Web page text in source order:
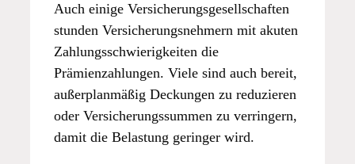
Auch einige Versicherungsgesellschaften
stunden Versicherungsnehmern mit akuten
Zahlungsschwierigkeiten die
Prämienzahlungen. Viele sind auch bereit,
außerplanmäßig Deckungen zu reduzieren
oder Versicherungssummen zu verringern,
damit die Belastung geringer wird.